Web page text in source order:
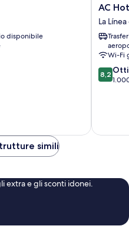
disponibile
AC
Hotel
La
Línea
Marriott
La
Línea
AC
La
Wi-Fi
8.2
su
8,2
simili
extra e gli sconti idonei.